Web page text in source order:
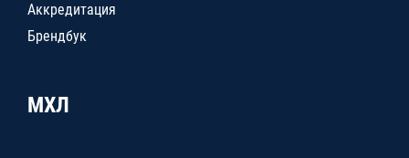
Аккредитация
Брендбук
МХЛ